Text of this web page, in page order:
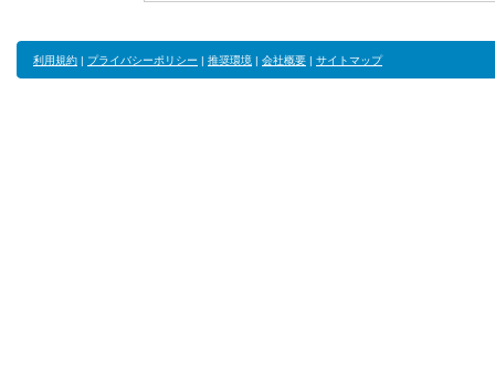
利用規約 | プライバシーポリシー | 推奨環境 | 会社概要 | サイトマップ